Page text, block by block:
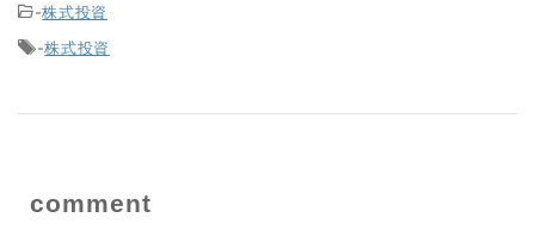
-株式投資
-株式投資
comment